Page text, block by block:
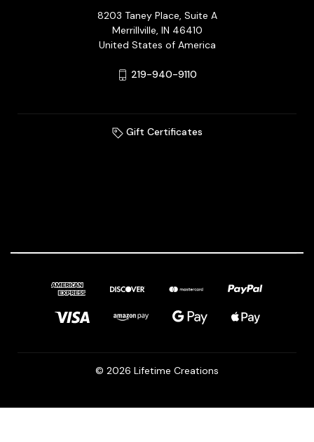
8203 Taney Place, Suite A
Merrillville, IN 46410
United States of America
219-940-9110
Gift Certificates
© 2026 Lifetime Creations